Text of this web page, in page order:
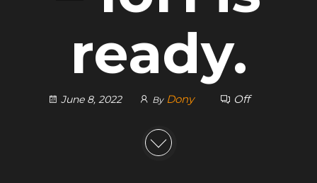
ready.
June 8, 2022 By Dony Off